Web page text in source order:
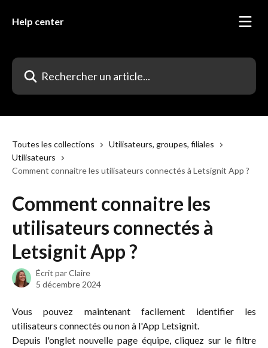
Help center
Rechercher un article...
Toutes les collections
Utilisateurs, groupes, filiales
Utilisateurs
Comment connaitre les utilisateurs connectés à Letsignit App ?
Comment connaitre les
utilisateurs connectés à
Letsignit App ?
Écrit parClaire
5 décembre 2024
Vous pouvez maintenant facilement identifier les
utilisateurs connectés ou non à l'App Letsignit.
Depuis l'onglet nouvelle page équipe, cliquez sur le filtre